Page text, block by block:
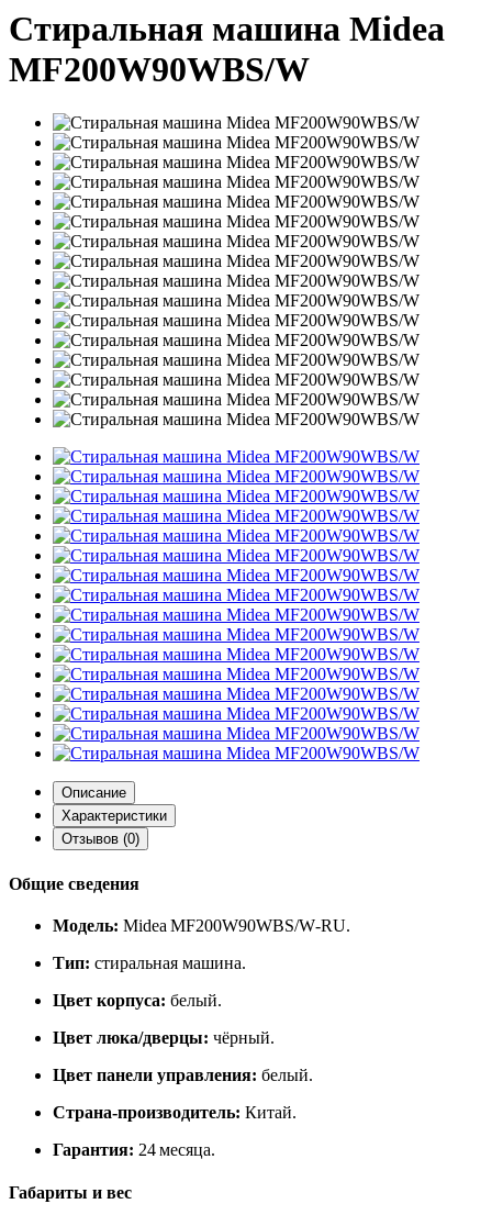
Стиральная машина Midea
MF200W90WBS/W
Описание
Характеристики
Отзывов (0)
Общие сведения
Модель: Midea MF200W90WBS/W‑RU.
Тип: стиральная машина.
Цвет корпуса: белый.
Цвет люка/дверцы: чёрный.
Цвет панели управления: белый.
Страна‑производитель: Китай.
Гарантия: 24 месяца.
Габариты и вес